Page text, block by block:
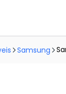
Samsung